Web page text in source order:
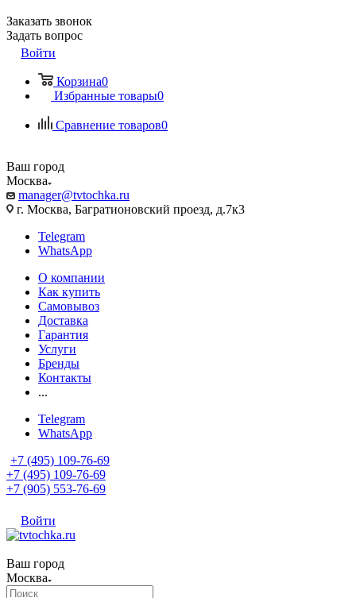
Заказать звонок
Задать вопрос
Войти
Корзина0
Избранные товары0
Сравнение товаров0
Ваш город
Москва
manager@tvtochka.ru
г. Москва, Багратионовский проезд, д.7к3
Telegram
WhatsApp
О компании
Как купить
Самовывоз
Доставка
Гарантия
Услуги
Бренды
Контакты
...
Telegram
WhatsApp
+7 (495) 109-76-69
+7 (495) 109-76-69
+7 (905) 553-76-69
Войти
Ваш город
Москва